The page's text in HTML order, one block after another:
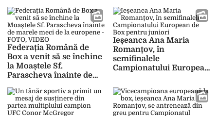
Cobzaru
Federația Română de
Box a venit să se închine
la Moaștele Sf.
Parascheva înainte de
europene -FOTO, VIDEO
Ieșeanca Ana Maria
Romanțov, în
semifinalele
Campionatului European